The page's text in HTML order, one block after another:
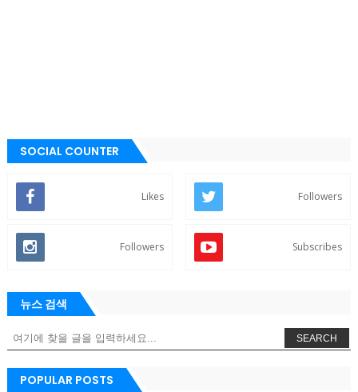
SOCIAL COUNTER
Likes Followers
Followers Subscribes
뉴스 검색
SEARCH
POPULAR POSTS